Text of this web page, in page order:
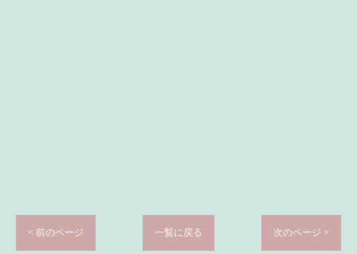
< 前のページ 一覧に戻る 次のページ >